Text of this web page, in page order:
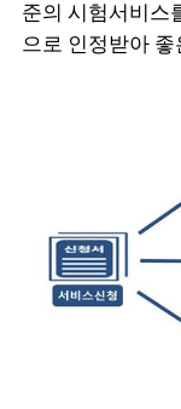
준의 시험서비스
으로 인정받아